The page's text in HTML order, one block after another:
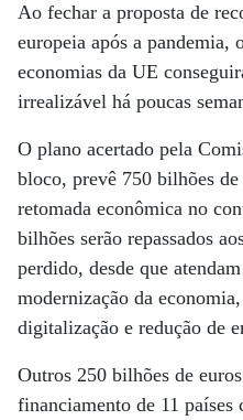
Ao fechar a proposta de
europeia após a pandemia,
economias da UE
irrealizável há poucas
O plano acertado pela
bloco, prevê 750 bilhões
retomada econômica no
bilhões serão repassados
perdido, desde que
modernização da
digitalização e redução de
Outros 250 bilhões de
financiamento de 11